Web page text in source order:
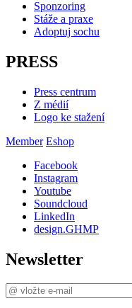
Sponzoring
Stáže a praxe
Adoptuj sochu
PRESS
Press centrum
Z médií
Logo ke stažení
Member Eshop
Facebook
Instagram
Youtube
Soundcloud
LinkedIn
design.GHMP
Newsletter